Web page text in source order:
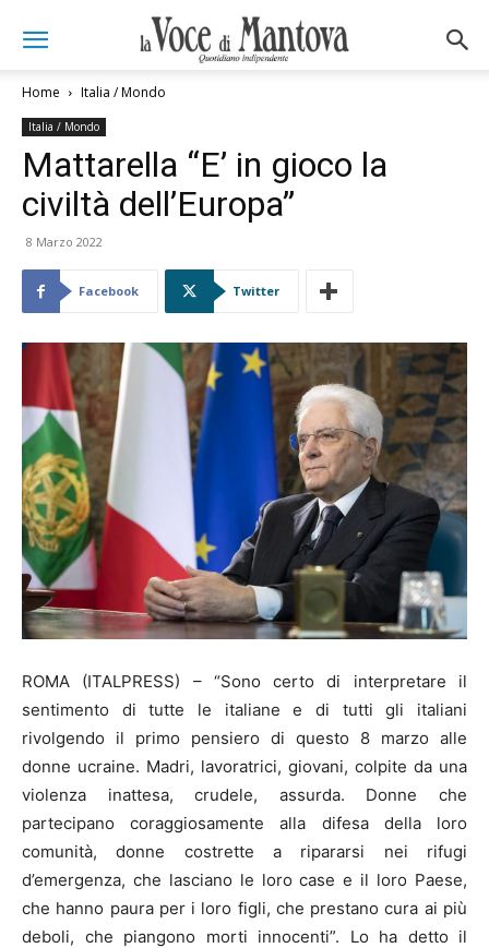
Home Italia / Mondo
Italia / Mondo
Mattarella “E’ in gioco la
civiltà dell’Europa”
8 Marzo 2022
Facebook Twitter
ROMA (ITALPRESS) – “Sono certo di interpretare il
sentimento di tutte le italiane e di tutti gli italiani
rivolgendo il primo pensiero di questo 8 marzo alle
donne ucraine. Madri, lavoratrici, giovani, colpite da una
violenza inattesa, crudele, assurda. Donne che
partecipano coraggiosamente alla difesa della loro
comunità, donne costrette a ripararsi nei rifugi
d’emergenza, che lasciano le loro case e il loro Paese,
che hanno paura per i loro figli, che prestano cura ai più
deboli, che piangono morti innocenti”. Lo ha detto il